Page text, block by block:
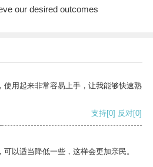
our desired outcomes
使用起来非常容易上手，让我能够快速熟
支持[0] 反对[0]
以适当降低一些，这样会更加亲民。